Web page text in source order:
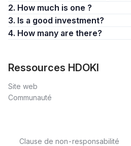
2. How much is one ?
3. Is a good investment?
4. How many are there?
Ressources HDOKI
Site web
Communauté
Clause de non-responsabilité